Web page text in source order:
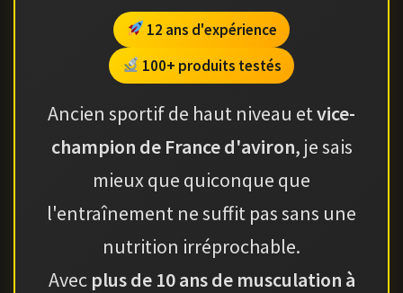
12 ans d'expérience
100+ produits testés
Ancien sportif de haut niveau etvice-
champion de France d'aviron, je sais
mieux que quiconque que
l'entraînement ne suffit pas sans une
nutrition irréprochable.
Avec plus de 10 ans de musculation à